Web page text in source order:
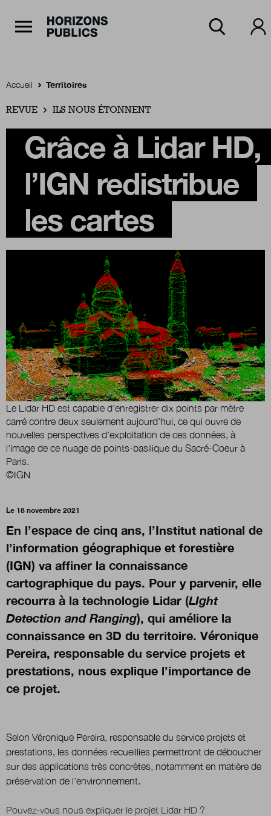
Accueil
Rubriques
Thèmes
Boutique
Qui sommes-nous ?
Nous contacter
Newsletter
Renseignez votre email afin de suivre l'actualité de
Nous suivre sur Twittersur LinkedIn
Accueil Territoires
REVUE ILS NOUS ÉTONNENT
Grâce à Lidar HD,
l’IGN redistribue
les cartes
Le Lidar HD est capable d’enregistrer dix points par mètre
carré contre deux seulement aujourd’hui, ce qui ouvre de
nouvelles perspectives d’exploitation de ces données, à
l'image de ce nuage de points-basilique du Sacré-Coeur à
Paris.
©IGN
Le 18 novembre 2021
En l’espace de cinq ans, l’Institut national de
l’information géographique et forestière
(IGN) va affiner la connaissance
cartographique du pays. Pour y parvenir, elle
recourra à la technologie Lidar (LIght
Detection and Ranging), qui améliore la
connaissance en 3D du territoire. Véronique
Pereira, responsable du service projets et
prestations, nous explique l’importance de
ce projet.
Selon Véronique Pereira, responsable du service projets et
prestations, les données recueillies permettront de déboucher
sur des applications très concrètes, notamment en matière de
préservation de l’environnement.
Pouvez-vous nous expliquer le projet Lidar HD ?